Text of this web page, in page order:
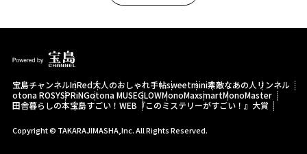
宝島チャンネルInRed大人のおしゃれ手帖sweetmini素敵なあの人 リンネル
otona ROSYSPRiNGotona MUSEGLOWMonoMaxsmartMonoMaster
田舎暮らしの本宝島すごい！WEB 『このミステリーがすごい！』大賞
Copyright © TAKARAJIMASHA,Inc. All Rights Reserved.